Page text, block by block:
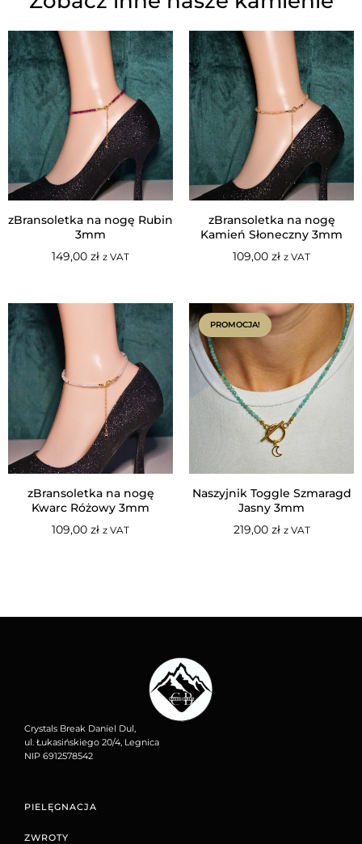
zBransoletka na nogę Rubin
3mm
149,00 zł z VAT
zBransoletka na nogę
Kamień Słoneczny 3mm
109,00 zł z VAT
zBransoletka na nogę
Kwarc Różowy 3mm
109,00 zł z VAT
PROMOCJA!
Naszyjnik Toggle Szmaragd
Jasny 3mm
219,00 zł z VAT
Crystals Break Daniel Dul,
ul. Łukasińskiego 20/4, Legnica
NIP 6912578542
PIELĘGNACJA
ZWROTY